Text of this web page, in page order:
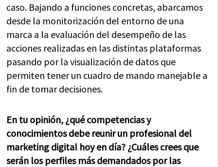
caso. Bajando a funciones concretas, abarcamos
desde la monitorización del entorno de una
marca a la evaluación del desempeño de las
acciones realizadas en las distintas plataformas
pasando por la visualización de datos que
permiten tener un cuadro de mando manejable a
fin de tomar decisiones.
En tu opinión, ¿qué competencias y
conocimientos debe reunir un profesional del
marketing digital hoy en día? ¿Cuáles crees que
serán los perfiles más demandados por las